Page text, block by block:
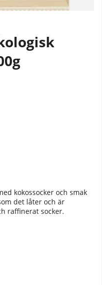
kokossocker och smak
det låter och är
raffinerat socker.